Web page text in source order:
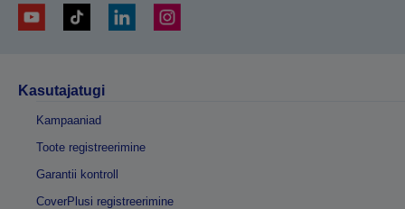
Kasutajatugi
Kampaaniad
Toote registreerimine
Garantii kontroll
CoverPlusi registreerimine